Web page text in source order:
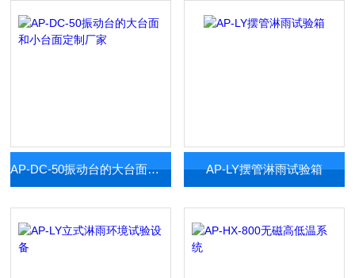
AP-DC-50振动台的大台面和小台面定制厂家 AP-LY摆管淋雨试验箱